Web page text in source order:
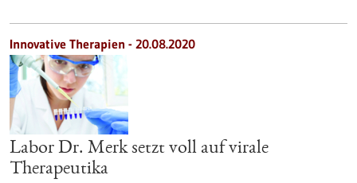
Innovative Therapien - 20.08.2020
Labor Dr. Merk setzt voll auf virale
Therapeutika